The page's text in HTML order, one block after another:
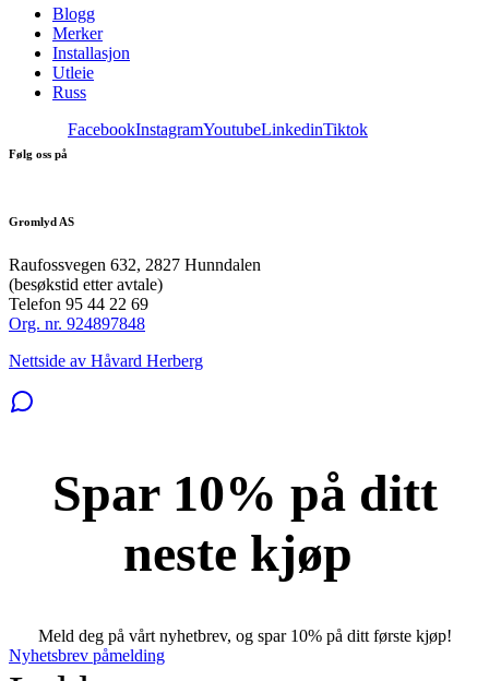
Blogg
Merker
Installasjon
Utleie
Russ
Følg oss på
FacebookInstagramYoutubeLinkedinTiktok
Gromlyd AS
Raufossvegen 632, 2827 Hunndalen
(besøkstid etter avtale)
Telefon 95 44 22 69
Org. nr. 924897848
Nettside av Håvard Herberg
Spar 10% på ditt
neste kjøp
Meld deg på vårt nyhetbrev, og spar 10% på ditt første kjøp!
Nyhetsbrev påmelding